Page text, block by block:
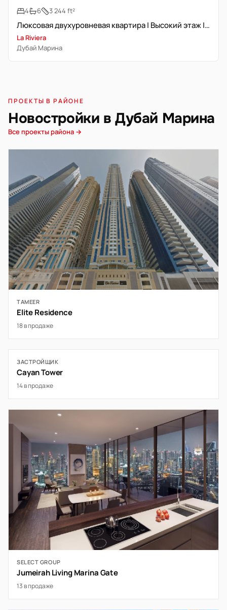
4
6 3 244 ft²
Люксовая двухуровневая квартира | Высокий этаж | Панорамный вид на марину
La Riviera
Дубай Марина
ПРОЕКТЫ В РАЙОНЕ
Новостройки в Дубай Марина
Все проекты района →
TAMEER
Elite Residence
18 в продаже
ЗАСТРОЙЩИК
Cayan Tower
14 в продаже
SELECT GROUP
Jumeirah Living Marina Gate
13 в продаже